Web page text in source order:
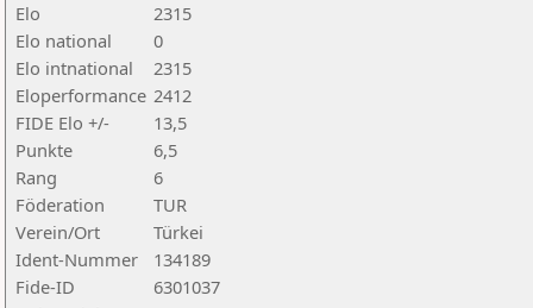
Elo
2315
Elo national
0
Elo intnational
2315
Eloperformance 2412
FIDE Elo +/-
13,5
Punkte
6,5
Rang
6
Föderation
TUR
Verein/Ort
Türkei
Ident-Nummer
134189
Fide-ID
6301037